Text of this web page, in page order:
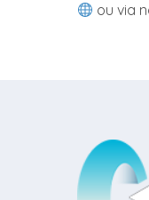
ou via